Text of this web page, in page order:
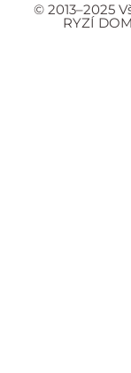
© 2013–2025
RYZÍ